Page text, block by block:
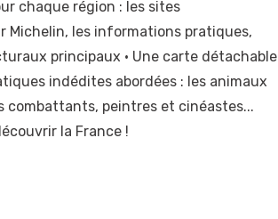
chaque région : les sites
Michelin, les informations pratiques,
principaux • Une carte détachable
indédites abordées : les animaux
combattants, peintres et cinéastes...
la France !